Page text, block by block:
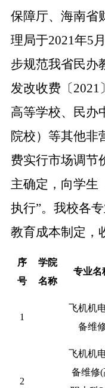
保障厅、海南省
理局于2021年5
步规范我省民办
发改收费〔2021
高等学校、民办
院校）等其他非
费实行市场调节
主确定，向学生
执行”。我校各
教育成本制定，
序
号
学院
名称
专业名
1
飞机机
备维
2
飞机机
备维修(